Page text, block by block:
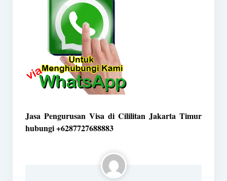
Jasa Pengurusan Visa di Cililitan Jakarta Timur
hubungi +6287727688883